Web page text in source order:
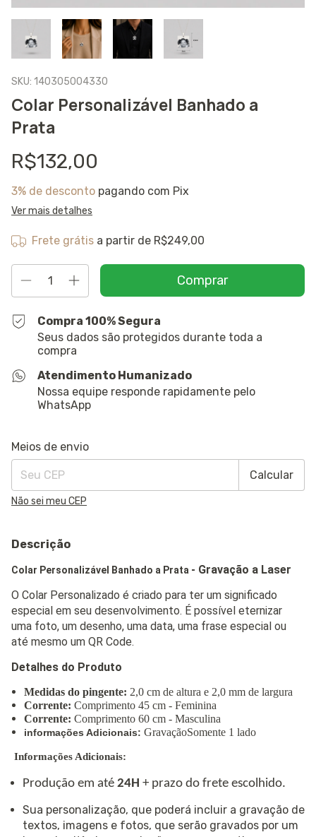
SKU: 140305004330
Colar Personalizável Banhado a
Prata
R$132,00
3% de desconto pagando com Pix
Ver mais detalhes
Frete grátis a partir de R$249,00
Compra 100% Segura
Seus dados são protegidos durante toda a
compra
Atendimento Humanizado
Nossa equipe responde rapidamente pelo
WhatsApp
Entregas para o CEP:
Meios de envio
Calcular
Não sei meu CEP
Descrição
Colar Personalizável Banhado a Prata - Gravação a Laser
O Colar Personalizado é criado para ter um significado
especial em seu desenvolvimento. É possível eternizar
uma foto, um desenho, uma data, uma frase especial ou
até mesmo um QR Code.
Detalhes do Produto
Medidas do pingente: 2,0 cm de altura e 2,0 mm de largura
Corrente: Comprimento 45 cm - Feminina
Corrente: Comprimento 60 cm - Masculina
informações Adicionais: GravaçãoSomente 1 lado
Informações Adicionais:
Produção em até 24H + prazo do frete escolhido.
Sua personalização, que poderá incluir a gravação de
textos, imagens e fotos, que serão gravados por um